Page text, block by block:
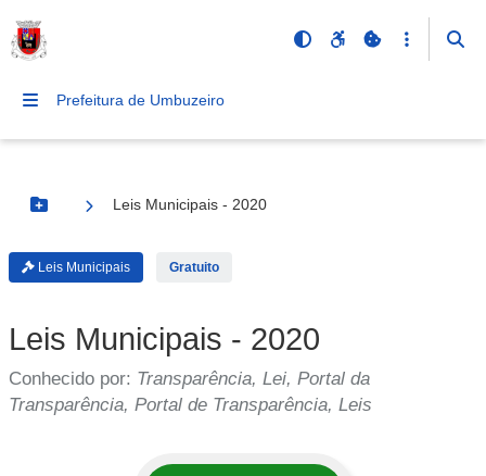
Prefeitura de Umbuzeiro
Botão Menu
Leis Municipais - 2020
Leis Municipais Gratuito
Leis Municipais - 2020
Conhecido por: Transparência, Lei, Portal da
Transparência, Portal de Transparência, Leis